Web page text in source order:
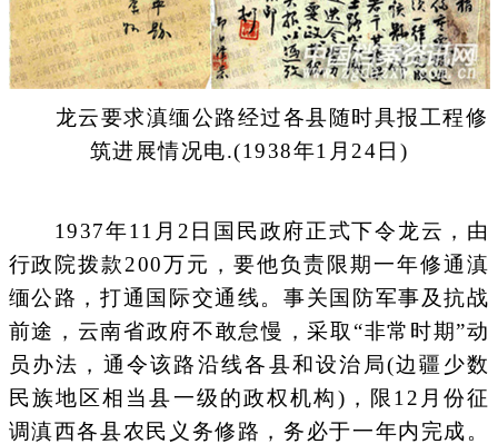
龙云要求滇缅公路经过各县随时具报工程修
筑进展情况电.(1938年1月24日)
1937年11月2日国民政府正式下令龙云，由
行政院拨款200万元，要他负责限期一年修通滇
缅公路，打通国际交通线。事关国防军事及抗战
前途，云南省政府不敢怠慢，采取“非常时期”动
员办法，通令该路沿线各县和设治局(边疆少数
民族地区相当县一级的政权机构)，限12月份征
调滇西各县农民义务修路，务必于一年内完成。